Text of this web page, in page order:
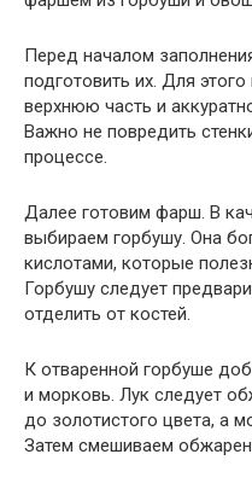
Перед началом
подготовить их. Для
верхнюю часть и
Важно не повредить
процессе.
Далее готовим фарш. В
выбираем горбушу. Она
кислотами, которые
Горбушу следует
отделить от костей.
К отваренной горбуше
и морковь. Лук следует
до золотистого цвета, а
Затем смешиваем